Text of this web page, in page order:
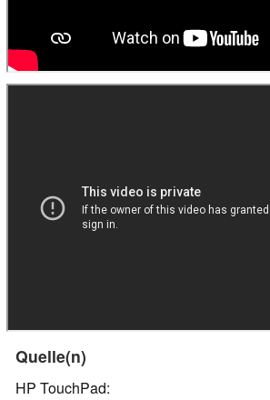
Quelle(n)
HP TouchPad: